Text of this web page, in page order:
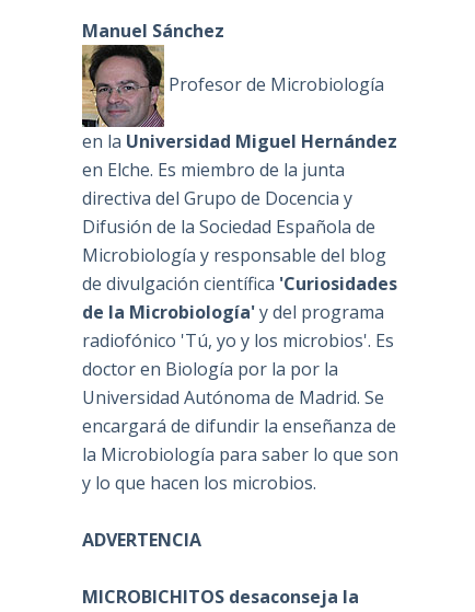
Manuel Sánchez
Profesor de Microbiología
en la Universidad Miguel Hernández
en Elche. Es miembro de la junta
directiva del Grupo de Docencia y
Difusión de la Sociedad Española de
Microbiología y responsable del blog
de divulgación científica 'Curiosidades
de la Microbiología'y del programa
radiofónico 'Tú, yo y los microbios'. Es
doctor en Biología por la por la
Universidad Autónoma de Madrid. Se
encargará de difundir la enseñanza de
la Microbiología para saber lo que son
y lo que hacen los microbios.
ADVERTENCIA
MICROBICHITOS desaconseja la